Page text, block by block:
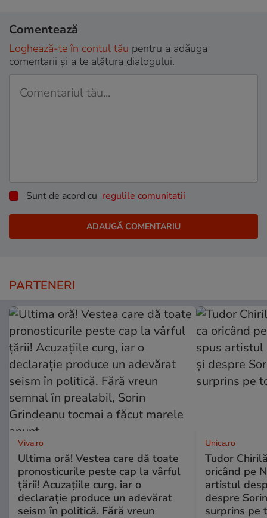
Comentează
Loghează-te în contul tău pentru a adăuga
comentarii și a te alătura dialogului.
Sunt de acord cu regulile comunitatii
PARTENERI
Viva.ro
Ultima oră! Vestea care dă toate
pronosticurile peste cap la vârful
țării! Acuzațiile curg, iar o
declarație produce un adevărat
seism în politică. Fără vreun
Unica.ro
Tudor
oricând pe
artistul
despre
surprins pe